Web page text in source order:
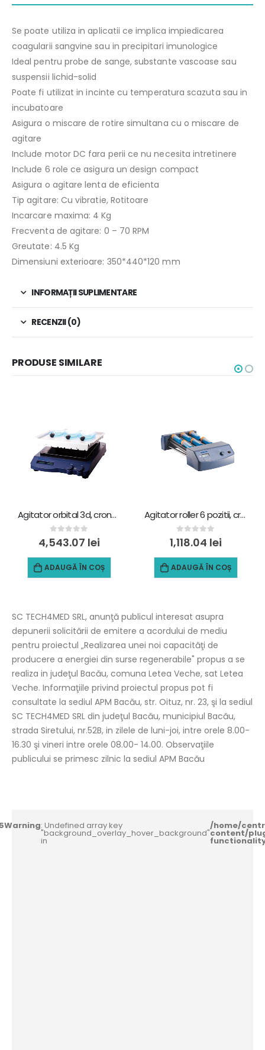
Se poate utiliza in aplicatii ce implica impiedicarea
coagularii sangvine sau in precipitari imunologice
Ideal pentru probe de sange, substante vascoase sau
suspensii lichid-solid
Poate fi utilizat in incinte cu temperatura scazuta sau in
incubatoare
Asigura o miscare de rotire simultana cu o miscare de
agitare
Include motor DC fara perii ce nu necesita intretinere
Include 6 role ce asigura un design compact
Asigura o agitare lenta de eficienta
Tip agitare: Cu vibratie, Rotitoare
Incarcare maxima: 4 Kg
Frecventa de agitare: 0 – 70 RPM
Greutate: 4.5 Kg
Dimensiuni exterioare: 350*440*120 mm
INFORMAȚII SUPLIMENTARE
RECENZII (0)
PRODUSE SIMILARE
Agitator orbital 3d, cronometru, 5 kg, 70rpm, biobase sk-d3309-pro
0out of 5
4,543.07 lei
ADAUGĂ ÎN COȘ
Agitator roller 6 pozitii, cronometru, 70 rpm, biobase mx-t6-pro
0out of 5
1,118.04 lei
ADAUGĂ ÎN COȘ
SC TECH4MED SRL, anunţă publicul interesat asupra
depunerii solicitării de emitere a acordului de mediu
pentru proiectul „Realizarea unei noi capacităţi de
producere a energiei din surse regenerabile" propus a se
realiza in judeţul Bacău, comuna Letea Veche, sat Letea
Veche. Informaţiile privind proiectul propus pot fi
consultate la sediul APM Bacău, str. Oituz, nr. 23, şi la sediul
SC TECH4MED SRL din judeţul Bacău, municipiul Bacău,
strada Siretului, nr.52B, in zilele de luni-joi, intre orele 8.00-
16.30 şi vineri intre orele 08.00- 14.00. Observaţiile
publicului se primesc zilnic la sediul APM Bacău
Warning: Undefined array key
"background_overlay_hover_background"
in
/home/
content/